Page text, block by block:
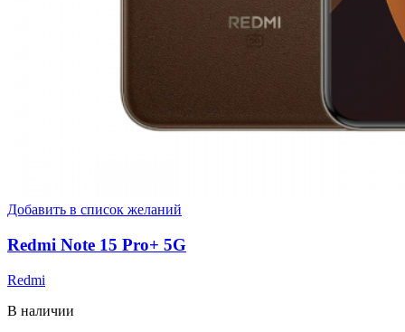
Добавить в список желаний
Redmi Note 15 Pro+ 5G
Redmi
В наличии